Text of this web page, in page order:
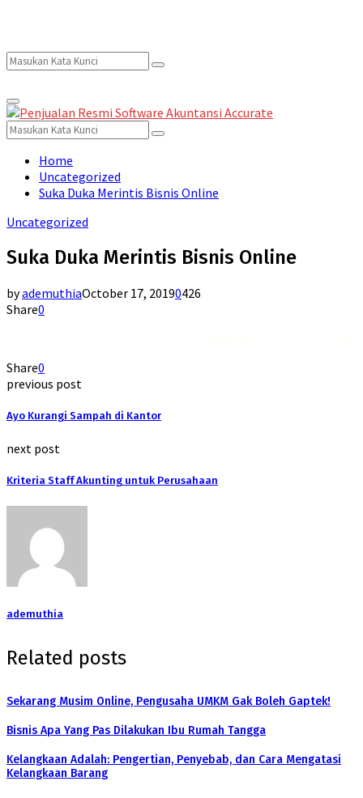
Search
for:
Search
Primary
Menu
Search
for:
Search
Home
Uncategorized
Suka Duka Merintis Bisnis Online
Uncategorized
Suka Duka Merintis Bisnis Online
byademuthiaOctober 17, 20190426
Share0
Share0
previous post
Ayo Kurangi Sampah di Kantor
next post
Kriteria Staff Akunting untuk Perusahaan
ademuthia
Related posts
Sekarang Musim Online, Pengusaha UMKM Gak Boleh Gaptek!
Bisnis Apa Yang Pas Dilakukan Ibu Rumah Tangga
Kelangkaan Adalah: Pengertian, Penyebab, dan Cara Mengatasi
Kelangkaan Barang